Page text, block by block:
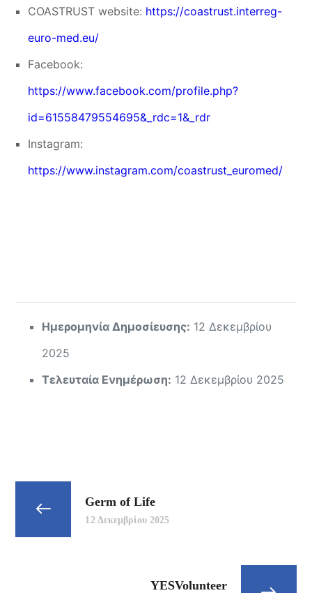
COASTRUST website: https://coastrust.interreg-
euro-med.eu/
Facebook:
https://www.facebook.com/profile.php?
id=61558479554695&_rdc=1&_rdr
Instagram:
https://www.instagram.com/coastrust_euromed/
Ημερομηνία Δημοσίευσης: 12 Δεκεμβρίου
2025
Τελευταία Ενημέρωση: 12 Δεκεμβρίου 2025
Germ of Life
12 Δεκεμβρίου 2025
YESVolunteer